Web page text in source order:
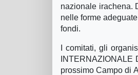
nazionale irachena.
nelle forme
fondi.
I comitati, gli
prossimo Campo di